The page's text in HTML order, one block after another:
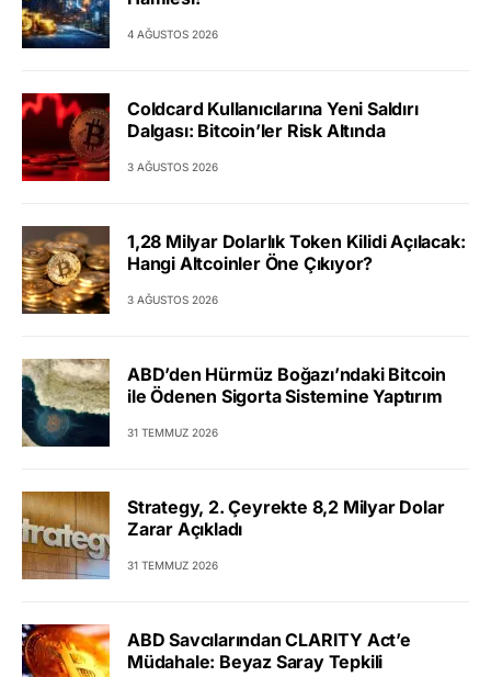
4 AĞUSTOS 2026
Coldcard Kullanıcılarına Yeni Saldırı
Dalgası: Bitcoin’ler Risk Altında
3 AĞUSTOS 2026
1,28 Milyar Dolarlık Token Kilidi Açılacak:
Hangi Altcoinler Öne Çıkıyor?
3 AĞUSTOS 2026
ABD’den Hürmüz Boğazı’ndaki Bitcoin
ile Ödenen Sigorta Sistemine Yaptırım
31 TEMMUZ 2026
Strategy, 2. Çeyrekte 8,2 Milyar Dolar
Zarar Açıkladı
31 TEMMUZ 2026
ABD Savcılarından CLARITY Act’e
Müdahale: Beyaz Saray Tepkili